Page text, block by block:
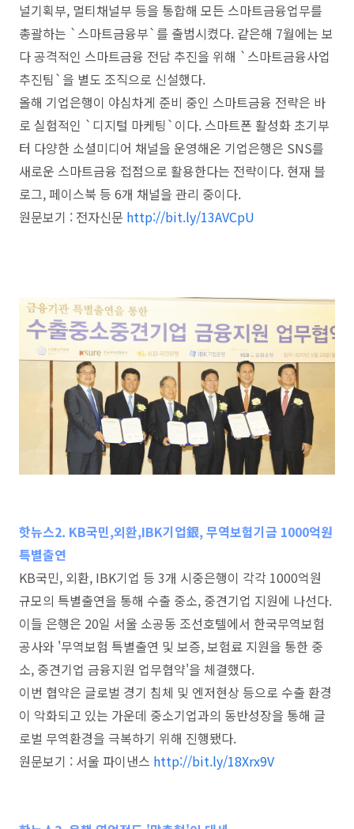
널기획부, 멀티채널부 등을 통합해 모든 스마트금융업무를
총괄하는 `스마트금융부`를 출범시켰다. 같은해 7월에는 보
다 공격적인 스마트금융 전담 추진을 위해 `스마트금융사업
추진팀`을 별도 조직으로 신설했다.
올해 기업은행이 야심차게 준비 중인 스마트금융 전략은 바
로 실험적인 `디지털 마케팅`이다. 스마트폰 활성화 초기부
터 다양한 소셜미디어 채널을 운영해온 기업은행은 SNS를
새로운 스마트금융 접점으로 활용한다는 전략이다. 현재 블
로그, 페이스북 등 6개 채널을 관리 중이다.
원문보기 : 전자신문 http://bit.ly/13AVCpU
핫뉴스2. KB국민,외환,IBK기업銀, 무역보험기금 1000억원
특별출연
KB국민, 외환, IBK기업 등 3개 시중은행이 각각 1000억원
규모의 특별출연을 통해 수출 중소, 중견기업 지원에 나선다.
이들 은행은 20일 서울 소공동 조선호텔에서 한국무역보험
공사와 '무역보험 특별출연 및 보증, 보험료 지원을 통한 중
소, 중견기업 금융지원 업무협약'을 체결했다.
이번 협약은 글로벌 경기 침체 및 엔저현상 등으로 수출 환경
이 악화되고 있는 가운데 중소기업과의 동반성장을 통해 글
로벌 무역환경을 극복하기 위해 진행됐다.
원문보기 : 서울 파이낸스 http://bit.ly/18Xrx9V